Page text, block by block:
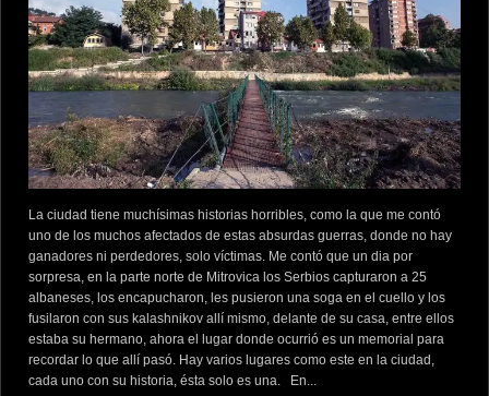
La ciudad tiene muchísimas historias horribles, como la que me contó
uno de los muchos afectados de estas absurdas guerras, donde no hay
ganadores ni perdedores, solo víctimas. Me contó que un dia por
sorpresa, en la parte norte de Mitrovica los Serbios capturaron a 25
albaneses, los encapucharon, les pusieron una soga en el cuello y los
fusilaron con sus kalashnikov allí mismo, delante de su casa, entre ellos
estaba su hermano, ahora el lugar donde ocurrió es un memorial para
recordar lo que allí pasó. Hay varios lugares como este en la ciudad,
cada uno con su historia, ésta solo es una. En...